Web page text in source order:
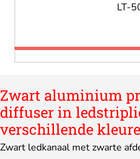
LT-
Zwart aluminium
diffuser in
verschillende
Zwart ledkanaal met zwarte